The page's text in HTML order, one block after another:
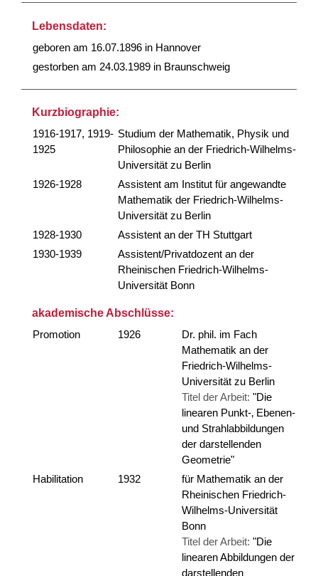
Lebensdaten:
geboren am 16.07.1896 in Hannover
gestorben am 24.03.1989 in Braunschweig
Kurzbiographie:
1916-1917, 1919-
1925
Studium der Mathematik, Physik und
Philosophie an der Friedrich-Wilhelms-
Universität zu Berlin
1926-1928
Assistent am Institut für angewandte
Mathematik der Friedrich-Wilhelms-
Universität zu Berlin
1928-1930
Assistent an der TH Stuttgart
1930-1939
Assistent/Privatdozent an der
Rheinischen Friedrich-Wilhelms-
Universität Bonn
akademische Abschlüsse:
Promotion
1926
Dr. phil. im Fach
Mathematik an der
Friedrich-Wilhelms-
Universität zu Berlin
Titel der Arbeit: "Die
linearen Punkt-‚ Ebenen-
und Strahlabbildungen
der darstellenden
Geometrie"
Habilitation
1932
für Mathematik an der
Rheinischen Friedrich-
Wilhelms-Universität
Bonn
Titel der Arbeit: "Die
linearen Abbildungen der
darstellenden